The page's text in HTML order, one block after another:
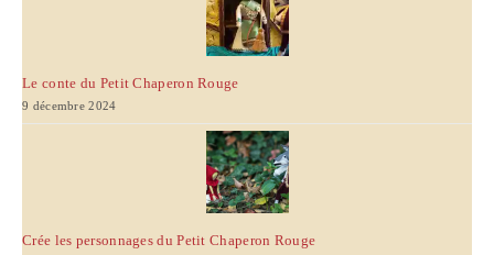
Le conte du Petit Chaperon Rouge
9 décembre 2024
Crée les personnages du Petit Chaperon Rouge